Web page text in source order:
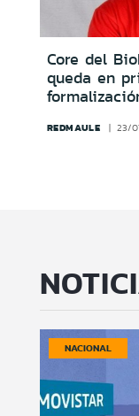
Core del
queda en
REDMAULE 23/
NACIONAL